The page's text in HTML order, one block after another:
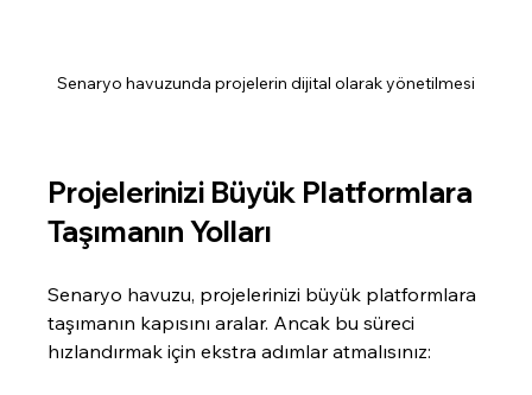
Senaryo havuzunda projelerin dijital olarak yönetilmesi
Projelerinizi Büyük Platformlara
Taşımanın Yolları
Senaryo havuzu, projelerinizi büyük platformlara
taşımanın kapısını aralar. Ancak bu süreci
hızlandırmak için ekstra adımlar atmalısınız: